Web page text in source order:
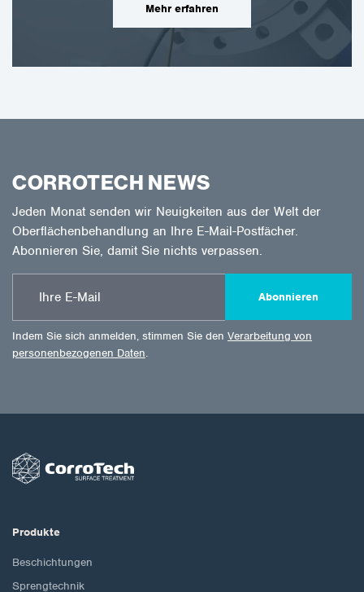
Mehr erfahren
CORROTECH NEWS
Jeden Monat senden wir Neuigkeiten aus der Welt der
Oberflächenbehandlung an Ihre E-Mail-Postfächer.
Abonnieren Sie, damit Sie nichts verpassen.
Abonnieren
Indem Sie sich anmelden, stimmen Sie den Verarbeitung von
personenbezogenen Daten.
Produkte
Beschichtungen
Sprengtechnik